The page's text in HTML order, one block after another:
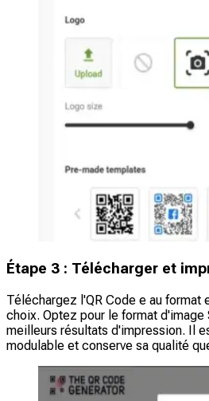
Étape 3 : Télécharger et
Téléchargez l'QR Code e au format
choix. Optez pour le format d'image
meilleurs résultats d'impression. Il
modulable et conserve sa qualité